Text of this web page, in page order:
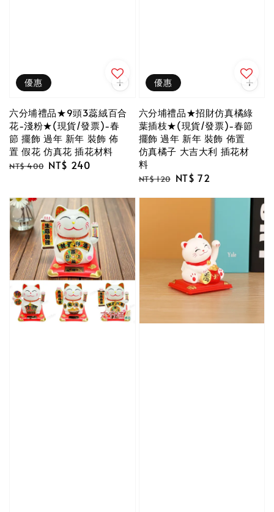
優惠
六分埔禮品★9頭3蕊絨百合
花-淺粉★(現貨/發票)-春
節 擺飾 過年 新年 裝飾 佈
置 假花 仿真花 插花材料
Regular
NT$ 400 Sale
NT$ 240
優惠
六分埔禮品★招財仿真橘綠
葉插枝★(現貨/發票)-春節
擺飾 過年 新年 裝飾 佈置
仿真橘子 大吉大利 插花材
料
Regular
NT$ 120 Sale
NT$ 72